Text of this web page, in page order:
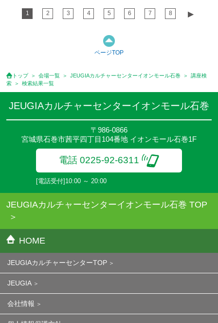
1 2 3 4 5 6 7 8 ▶︎
ページTOP
トップ 会場一覧 JEUGIAカルチャーセンターイオンモール石巻
講座検
索
検索結果一覧
JEUGIAカルチャーセンターイオンモール石巻
〒986-0866
宮城県石巻市茜平四丁目104番地 イオンモール石巻1F
電話 0225-92-6311
[電話受付]10:00 ～ 20:00
JEUGIAカルチャーセンターイオンモール石巻 TOP
HOME
JEUGIAカルチャーセンターTOP
JEUGIA
会社情報